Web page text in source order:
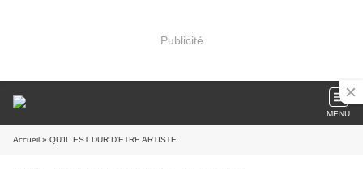
Publicité
MENU
Accueil » QU'IL EST DUR D'ETRE ARTISTE